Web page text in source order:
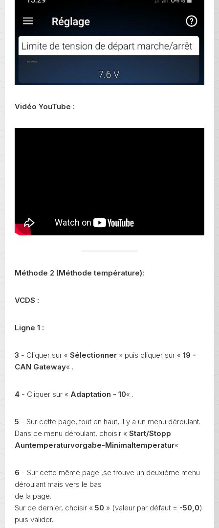
Vidéo YouTube :
Méthode 2 (Méthode température):
VCDS :
Ligne 1 :
3 - Cliquer sur « Sélectionner » puis cliquer sur « 19 -
CAN Gateway« .
4 - Cliquer sur « Adaptation - 10« .
5 - Sur cette page, tout en haut, il y a un menu déroulant.
Dans ce menu déroulant, choisir « Start/Stopp
Auntemperaturvorgabe-Minimaltemperatur«
6 - Sur cette même page ,se trouve un deuxième menu
déroulant mais vers le bas
de la page.
Sur ce dernier, choisir « 50 » (valeur par défaut = -50,0)
puis valider.